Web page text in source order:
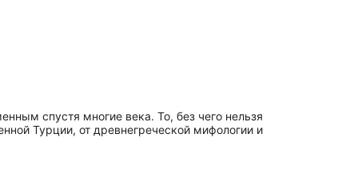
спустя многие века. То, без чего нельзя
Турции, от древнегреческой мифологии и